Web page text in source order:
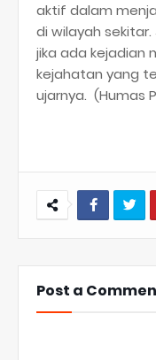
aktif dalam
di wilayah
jika ada kejadian
kejahatan yang
ujarnya. (Humas
Post a